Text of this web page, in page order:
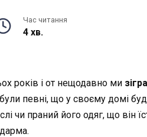
Час читання
4 хв.
років і от нещодавно ми
певні, що у своєму домі
чи праний його одяг, що він